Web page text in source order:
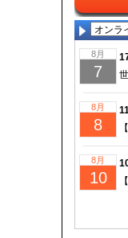
8月
7
8月
8
8月
10